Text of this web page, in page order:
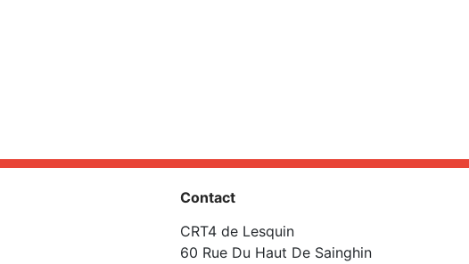
Contact
CRT4 de Lesquin
60 Rue Du Haut De Sainghin